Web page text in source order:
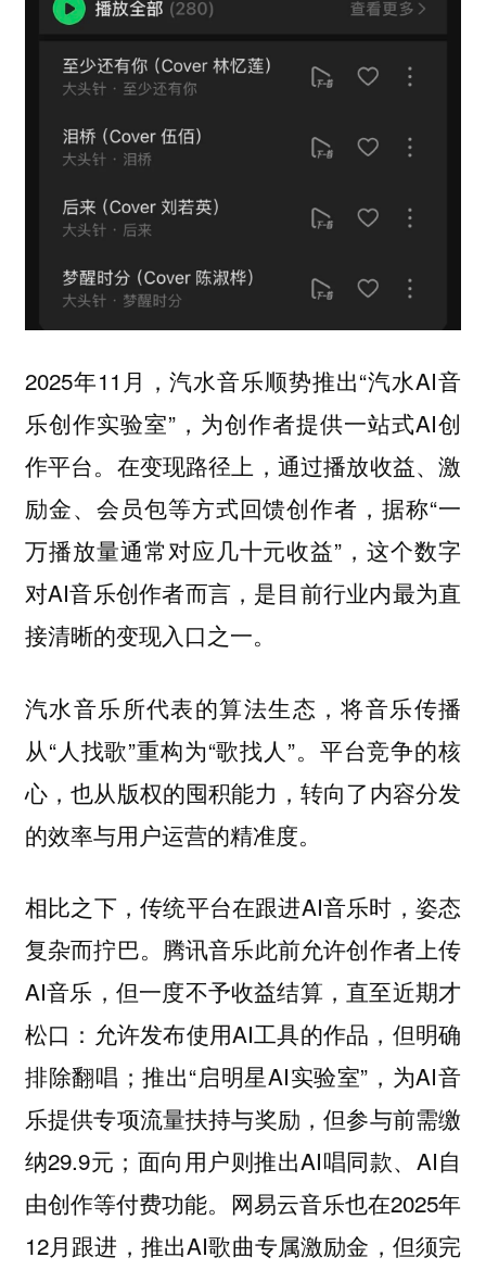
2025年11月，汽水音乐顺势推出“汽水AI音
乐创作实验室”，为创作者提供一站式AI创
作平台。在变现路径上，通过播放收益、激
励金、会员包等方式回馈创作者，据称“一
万播放量通常对应几十元收益”，这个数字
对AI音乐创作者而言，是目前行业内最为直
接清晰的变现入口之一。
汽水音乐所代表的算法生态，将音乐传播
从“人找歌”重构为“歌找人”。平台竞争的核
心，也从版权的囤积能力，转向了内容分发
的效率与用户运营的精准度。
相比之下，传统平台在跟进AI音乐时，姿态
复杂而拧巴。腾讯音乐此前允许创作者上传
AI音乐，但一度不予收益结算，直至近期才
松口：允许发布使用AI工具的作品，但明确
排除翻唱；推出“启明星AI实验室”，为AI音
乐提供专项流量扶持与奖励，但参与前需缴
纳29.9元；面向用户则推出AI唱同款、AI自
由创作等付费功能。网易云音乐也在2025年
12月跟进，推出AI歌曲专属激励金，但须完